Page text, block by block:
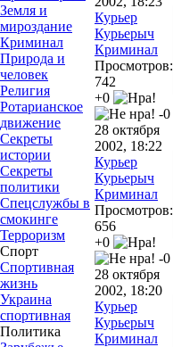
Земля и
мироздание
Криминал
Природа и
человек
Религия
Ротарианское
движение
Секреты
истории
Секреты
политики
Спецслужбы в
смокинге
Терроризм
Спорт
Спортивная
жизнь
Украина
спортивная
Политика
Курьер
Курьерыч
Криминал
Просмотров:
742
+0
-0
28 октября
2002, 18:22
Курьер
Курьерыч
Криминал
Просмотров:
656
+0
-0
28 октября
2002, 18:20
Курьер
Курьерыч
Криминал